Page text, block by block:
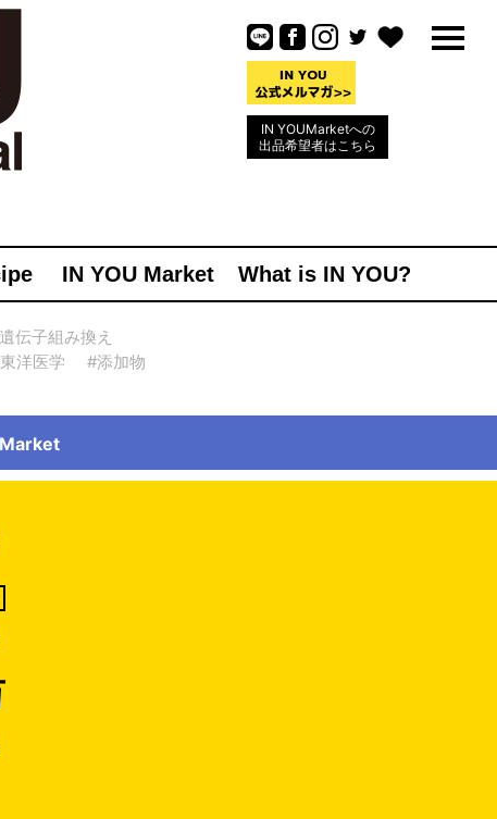
IN YOUMarketへの
出品希望者はこちら
IN YOU Market What is IN YOU?
伝子組み換え
洋医学
#添加物